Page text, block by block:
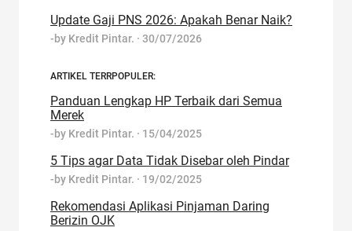
Update Gaji PNS 2026: Apakah Benar Naik?
-by Kredit Pintar. · 30/07/2026
ARTIKEL TERRPOPULER:
Panduan Lengkap HP Terbaik dari Semua
Merek
-by Kredit Pintar. · 15/04/2025
5 Tips agar Data Tidak Disebar oleh Pindar
-by Kredit Pintar. · 19/02/2025
Rekomendasi Aplikasi Pinjaman Daring
Berizin OJK